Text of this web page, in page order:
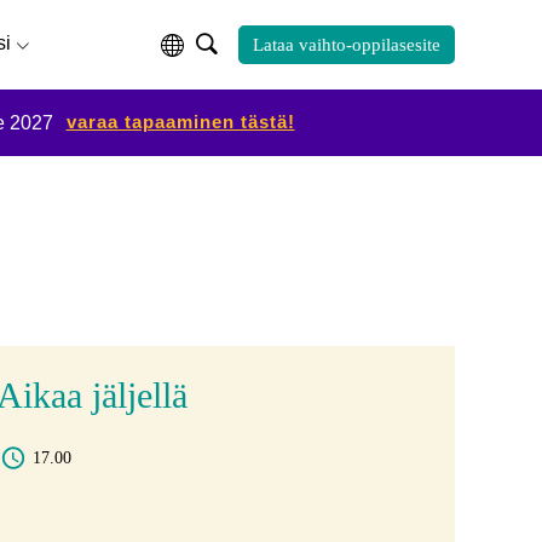
Lataa vaihto-oppilasesite
2027 varaa tapaaminen tästä!
jäljellä
17.00